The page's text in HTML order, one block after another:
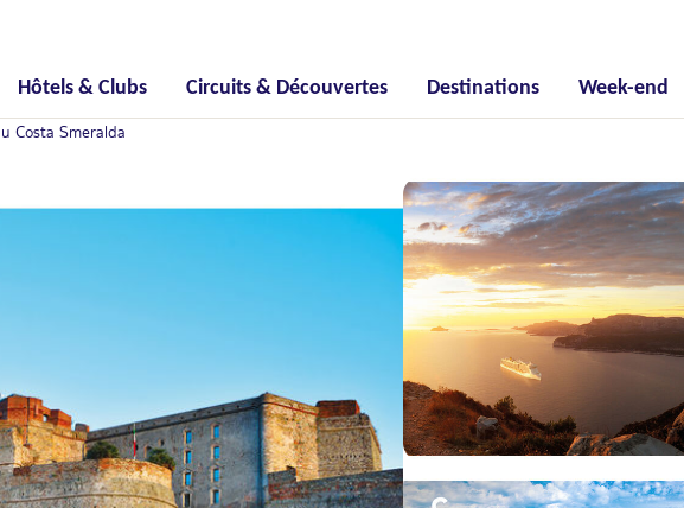
Hôtels & Clubs Circuits & Découvertes Destinations Week-end
Costa Smeralda